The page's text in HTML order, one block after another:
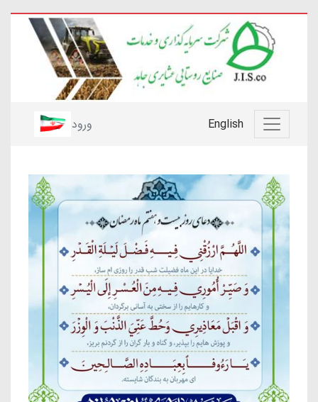
English ورود